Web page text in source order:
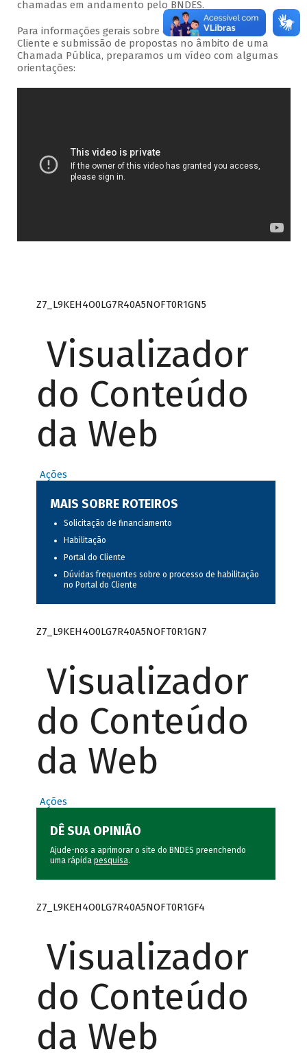
chamadas em andamento pelo BNDES.
Para informações gerais sobre o acesso ao Portal do
Cliente e submissão de propostas no âmbito de uma
Chamada Pública, preparamos um vídeo com algumas
orientações:
Z7_L9KEH4O0LG7R40A5NOFT0R1GN5
Visualizador
do Conteúdo
da Web
Ações
MAIS SOBRE ROTEIROS
Solicitação de financiamento
Habilitação
Portal do Cliente
Dúvidas frequentes sobre o processo de habilitação
no Portal do Cliente
Z7_L9KEH4O0LG7R40A5NOFT0R1GN7
Visualizador
do Conteúdo
da Web
Ações
DÊ SUA OPINIÃO
Ajude-nos a aprimorar o site do BNDES preenchendo
uma rápida pesquisa.
Z7_L9KEH4O0LG7R40A5NOFT0R1GF4
Visualizador
do Conteúdo
da Web